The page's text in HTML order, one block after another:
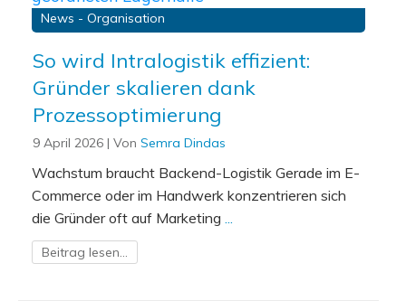
News - Organisation
So wird Intralogistik effizient:
Gründer skalieren dank
Prozessoptimierung
9 April 2026 | Von Semra Dindas
Wachstum braucht Backend-Logistik Gerade im E-
Commerce oder im Handwerk konzentrieren sich
die Gründer oft auf Marketing ...
Beitrag lesen...